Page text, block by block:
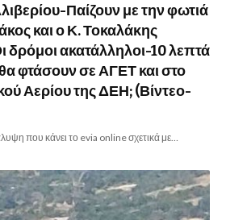
Παίζουν με την φωτιά
και ο Κ. Τοκαλάκης
ακατάλληλοι-10 λεπτά
φτάσουν σε ΑΓΕΤ και στο
Αερίου της ΔΕΗ; (Βίντεο-
που κάνει το evia online σχετικά με…